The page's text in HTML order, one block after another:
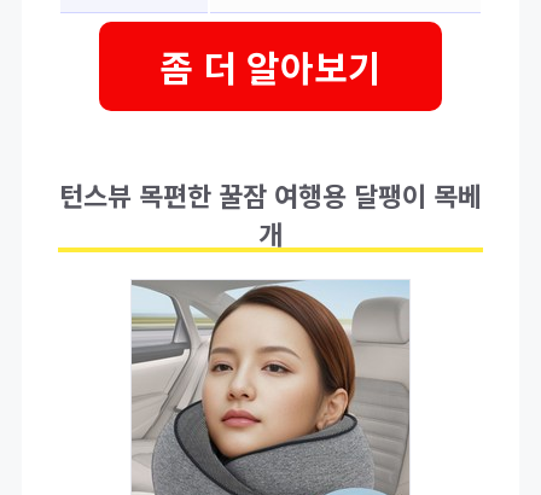
좀 더 알아보기
턴스뷰 목편한 꿀잠 여행용 달팽이 목베
개